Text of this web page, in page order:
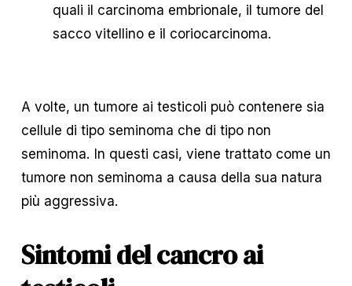
quali il carcinoma embrionale, il tumore del
sacco vitellino e il coriocarcinoma.
A volte, un tumore ai testicoli può contenere sia
cellule di tipo seminoma che di tipo non
seminoma. In questi casi, viene trattato come un
tumore non seminoma a causa della sua natura
più aggressiva.
Sintomi del cancro ai